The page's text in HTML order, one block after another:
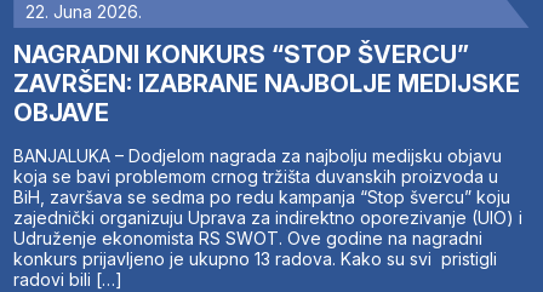
22. Juna 2026.
NAGRADNI KONKURS “STOP ŠVERCU”
ZAVRŠEN: IZABRANE NAJBOLJE MEDIJSKE
OBJAVE
BANJALUKA – Dodjelom nagrada za najbolju medijsku objavu
koja se bavi problemom crnog tržišta duvanskih proizvoda u
BiH, završava se sedma po redu kampanja “Stop švercu” koju
zajednički organizuju Uprava za indirektno oporezivanje (UIO) i
Udruženje ekonomista RS SWOT. Ove godine na nagradni
konkurs prijavljeno je ukupno 13 radova. Kako su svi pristigli
radovi bili […]